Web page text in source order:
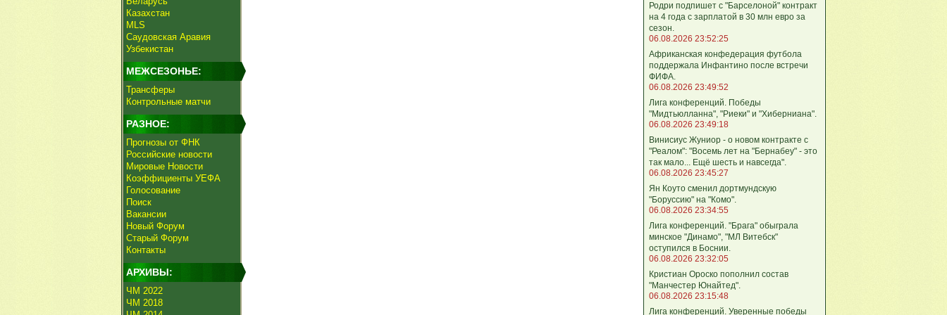
Казахстан
MLS
Саудовская Аравия
Узбекистан
МЕЖСЕЗОНЬЕ:
Трансферы
Контрольные матчи
РАЗНОЕ:
Прогнозы от ФНК
Российские новости
Мировые Новости
Коэффициенты УЕФА
Голосование
Поиск
Вакансии
Новый Форум
Старый Форум
Контакты
АРХИВЫ:
ЧМ 2022
ЧМ 2018
Родри подпишет с "Барселоной" контракт
на 4 года с зарплатой в 30 млн евро за
сезон.
06.08.2026 23:52:25
Африканская конфедерация футбола
поддержала Инфантино после встречи
ФИФА.
06.08.2026 23:49:52
Лига кoнференций. Победы
"Мидтьюлланна", "Риеки" и "Хиберниана".
06.08.2026 23:49:18
Винисиус Жуниор - о новом контракте с
"Реалом": "Восемь лет на "Бернабеу" - это
так мало... Ещё шесть и навсегда".
06.08.2026 23:45:27
Ян Коуто сменил дортмундскую
"Боруссию" на "Комо".
06.08.2026 23:34:55
Лига кoнференций. "Брага" обыграла
минское "Динамо", "МЛ Витебск"
оступился в Боснии.
06.08.2026 23:32:05
Кристиан Ороско пополнил состав
"Манчестер Юнайтед".
06.08.2026 23:15:48
Лига кoнференций. Уверенные победы